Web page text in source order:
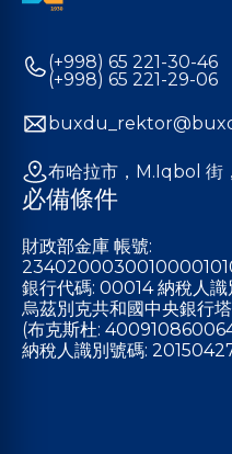
(+998) 65 221-30-46
(+998) 65 221-29-06
布哈拉市，M.Iqbol 街
必備條件
財政部金庫 帳號:
銀行代碼: 00014 納稅人識
烏茲別克共和國中央銀行
(布克斯杜:
納稅人識別號碼: